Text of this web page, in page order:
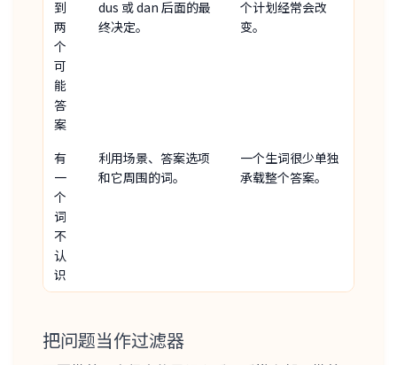
到
两
个
可
能
答
案
dus 或 dan 后面的最
终决定。
个计划经常会改
变。
有
一
个
词
不
认
识
利用场景、答案选项
和它周围的词。
一个生词很少单独
承载整个答案。
把问题当作过滤器